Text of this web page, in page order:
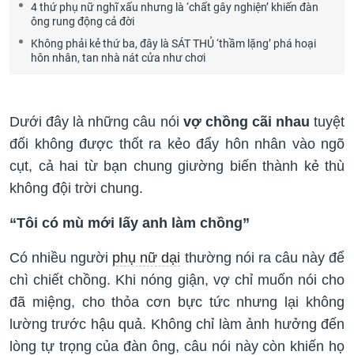
4 thứ phụ nữ nghĩ xấu nhưng là ‘chất gây nghiện’ khiến đàn
ông rung động cả đời
Không phải kẻ thứ ba, đây là SÁT THỦ ‘thầm lặng’ phá hoại
hôn nhân, tan nhà nát cửa như chơi
Dưới đây là những câu nói vợ chồng cãi nhau tuyệt
đối không được thốt ra kẻo đẩy hôn nhân vào ngõ
cụt, cả hai từ bạn chung giường biến thành kẻ thù
không đội trời chung.
“Tôi có mù mới lấy anh làm chồng”
Có nhiều người phụ nữ dại thường nói ra câu này để
chì chiết chồng. Khi nóng giận, vợ chỉ muốn nói cho
đã miệng, cho thỏa cơn bực tức nhưng lại không
lường trước hậu quả. Không chỉ làm ảnh hưởng đến
lòng tự trọng của đàn ông, câu nói này còn khiến họ